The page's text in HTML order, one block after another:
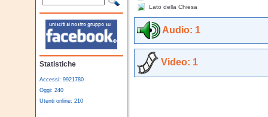
Statistiche
Accessi: 9921780
Oggi: 240
Utenti online: 210
Lato della Chiesa
Audio: 1
Video: 1